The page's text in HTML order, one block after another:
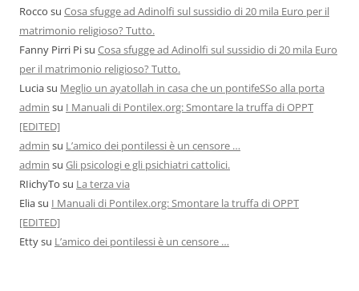
Rocco su Cosa sfugge ad Adinolfi sul sussidio di 20 mila Euro per il
matrimonio religioso? Tutto.
Fanny Pirri Pisu Cosa sfugge ad Adinolfi sul sussidio di 20 mila Euro
per il matrimonio religioso? Tutto.
Luciasu Meglio un ayatollah in casa che un pontifeSSo alla porta
admin su I Manuali di Pontilex.org: Smontare la truffa di OPPT
[EDITED]
admin su L’amico dei pontilessi è un censore …
admin su Gli psicologi e gli psichiatri cattolici.
RIichyTo su La terza via
Eliasu I Manuali di Pontilex.org: Smontare la truffa di OPPT
[EDITED]
Ettysu L’amico dei pontilessi è un censore …